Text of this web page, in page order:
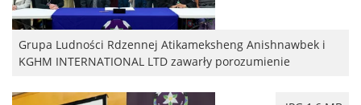
Grupa Ludności Rdzennej Atikameksheng Anishnawbek i
KGHM INTERNATIONAL LTD zawarły porozumienie